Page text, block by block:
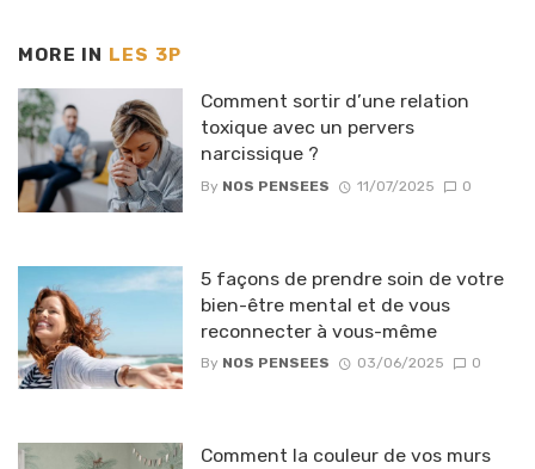
MORE IN LES 3P
Comment sortir d’une relation
toxique avec un pervers
narcissique ?
By NOS PENSEES 11/07/2025 0
5 façons de prendre soin de votre
bien-être mental et de vous
reconnecter à vous-même
By NOS PENSEES 03/06/2025 0
Comment la couleur de vos murs